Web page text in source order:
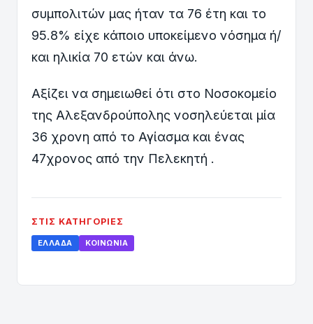
συμπολιτών μας ήταν τα 76 έτη και το
95.8% είχε κάποιο υποκείμενο νόσημα ή/
και ηλικία 70 ετών και άνω.
Αξίζει να σημειωθεί ότι στο Νοσοκομείο
της Αλεξανδρούπολης νοσηλεύεται μία
36 χρονη από το Αγίασμα και ένας
47χρονος από την Πελεκητή .
ΣΤΙΣ ΚΑΤΗΓΟΡΊΕΣ
ΕΛΛΆΔΑ ΚΟΙΝΩΝΊΑ